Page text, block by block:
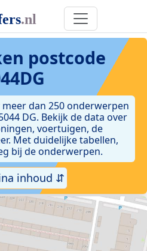
postcode
dan 250 onderwerpen
DG. Bekijk de data over
voertuigen, de
Met duidelijke tabellen,
bij de onderwerpen.
inhoud ⇵